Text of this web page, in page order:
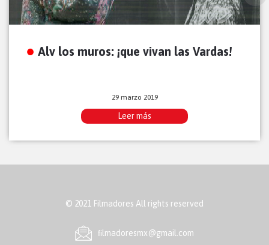
Alv los muros: ¡que vivan las Vardas!
29 marzo 2019
Leer más
© 2021 Filmadores All rights reserved
ﬁlmadoresmx@gmail.com